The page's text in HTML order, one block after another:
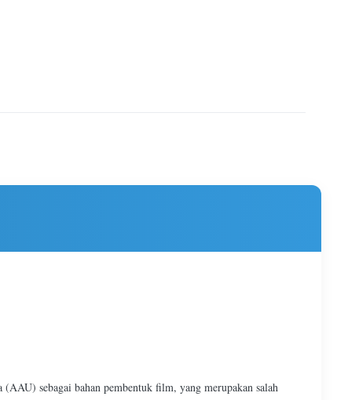
sebagai bahan pembentuk film, yang merupakan salah